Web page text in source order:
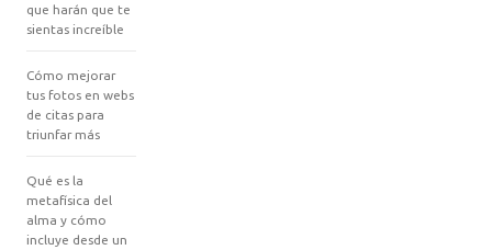
que harán que te
sientas increíble
Cómo mejorar
tus fotos en webs
de citas para
triunfar más
Qué es la
metafísica del
alma y cómo
incluye desde un